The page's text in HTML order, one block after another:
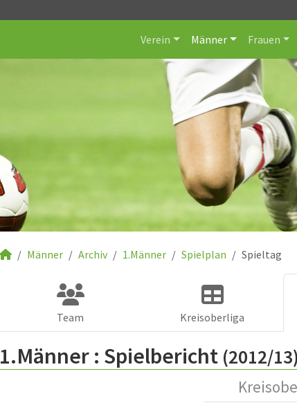
Verein Männer Frauen
Männer Archiv 1.Männer Spielplan Spieltag
Team Kreisoberliga
1.Männer : Spielbericht (2012/13)